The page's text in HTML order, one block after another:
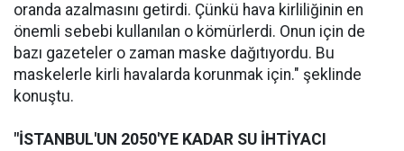
oranda azalmasını getirdi. Çünkü hava kirliliğinin en
önemli sebebi kullanılan o kömürlerdi. Onun için de
bazı gazeteler o zaman maske dağıtıyordu. Bu
maskelerle kirli havalarda korunmak için." şeklinde
konuştu.
"İSTANBUL'UN 2050'YE KADAR SU İHTİYACI